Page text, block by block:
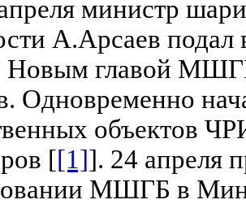
министр
А.Арсаев подал
главой
Одновременно
объектов
[[1]]. 24 апреля
МШГБ в